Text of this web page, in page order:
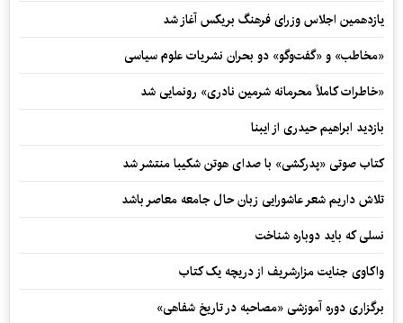
یازدهمین اجلاس وزرای فرهنگ بریکس آغاز شد
«مخاطب» و «گفت‌وگو» دو بحران نشریات علوم سیاسی
«خاطرات کاملاً محرمانه شرمین نادری» رونمایی شد
بازدید ابراهیم حیدری از ایبنا
کتاب صوتی «پدرکشی» با صدای هوتن شکیبا منتشر شد
تلاش داریم شعر عاشورایی زبان حال جامعه معاصر باشد
نسلی که باید دوباره شناخت
واکاوی جنایت مزارشریف از دریچه یک کتاب
برگزاری دوره آموزشی «مصاحبه در تاریخ شفاهی»